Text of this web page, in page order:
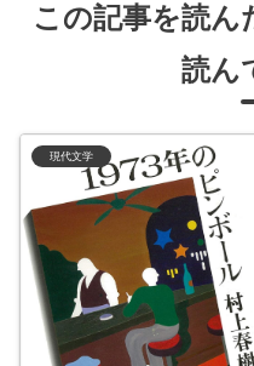
この記事を読ん
読ん
現代文学